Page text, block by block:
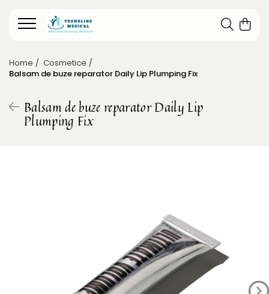
Home / Cosmetice /
Balsam de buze reparator Daily Lip Plumping Fix
Balsam de buze reparator Daily Lip
Plumping Fix